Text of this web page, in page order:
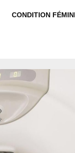
CONDITION